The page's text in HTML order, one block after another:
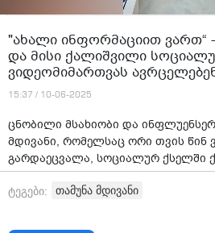
"ახალი ინფორმაციით ვართ“
და მისი ქალიშვილი
ვიდეომიმართვას
15:37 / 10-06-2025
ცნობილი მსახიობი და
მდივანი, რომელსაც ორი თვის წინ
გარდაეცვალა, სოციალურ ქსელში
ერთად ვიდეომიმართვას
ტეგები: თამუნა მდივანი